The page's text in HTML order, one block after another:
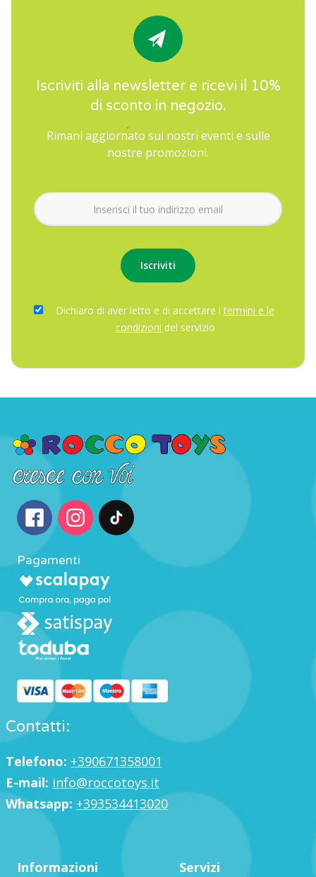
Iscriviti alla newsletter e ricevi il 10%
di sconto in negozio.
Rimani aggiornato sui nostri eventi e sulle
nostre promozioni.
Dichiaro di aver letto e di accettare itermini e le
condizioni del servizio
Pagamenti
Contatti:
Telefono: +390671358001
E-mail: info@roccotoys.it
Whatsapp: +393534413020
Informazioni Servizi